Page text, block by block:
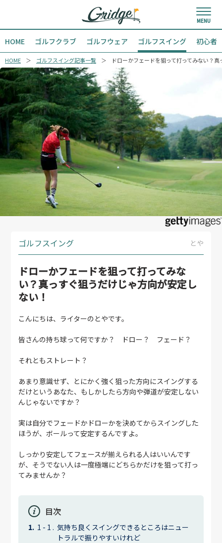
HOME ゴルフクラブ ゴルフウェア ゴルフスイング 初心者
HOME ゴルフスイング記事一覧 ドローかフェードを狙って打ってみない？
ゴルフスイング とや
ドローかフェードを狙って打ってみな
い？真っすぐ狙うだけじゃ方向が安定し
ない！
こんにちは、ライターのとやです。
皆さんの持ち球って何ですか？ ドロー？ フェード？
それともストレート？
あまり意識せず、とにかく強く狙った方向にスイングする
だけというあなた、もしかしたら方向や弾道が安定しない
んじゃないですか？
実は自分でフェードかドローかを決めてからスイングした
ほうが、ボールって安定するんですよ。
しっかり安定してフェースが揃えられる人はいいんです
が、そうでない人は一度極端にどちらかだけを狙って打っ
てみませんか？
目次
気持ち良くスイングできるところはニュー
トラルで振りやすいけれど